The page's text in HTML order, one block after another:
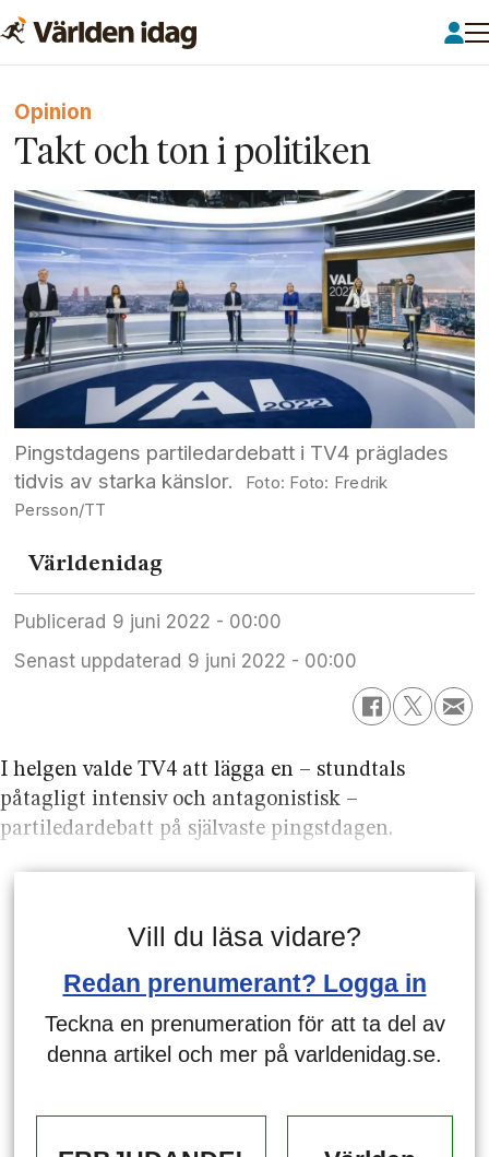
Opinion
Takt och ton i politiken
Pingstdagens partiledardebatt i TV4 präglades
tidvis av starka känslor.
Foto: Fredrik
Persson/TT
Världenidag
Publicerad
9 juni 2022 - 00:00
Senast uppdaterad
9 juni 2022 - 00:00
I helgen valde TV4 att lägga en – stundtals
påtagligt intensiv och antagonistisk –
partiledardebatt på självaste pingstdagen.
Vill du läsa vidare?
Redan prenumerant? Logga in
Teckna en prenumeration för att ta del av
denna artikel och mer på varldenidag.se.